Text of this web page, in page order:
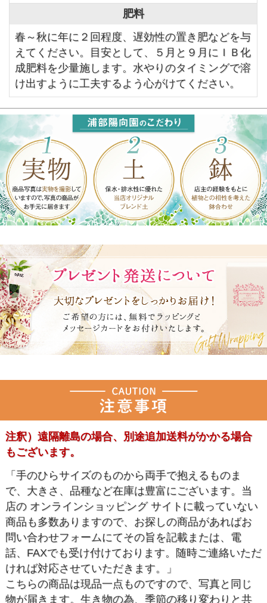
肥料
春～秋に年に２回程度、遅効性の置き肥などを与
えてください。目安として、５月と９月にＩＢ化
成肥料を少量施します。水やりのタイミングで溶
け出すように工夫するよう心がけてください。
注釈）遠隔離島の場合、別途追加送料がかかる場合
もございます。
「手のひらサイズのものから両手で抱えるものま
で、大きさ、品種など在庫は豊富にございます。当
店の オンラインショッピング サイトに載っていない
商品も多数ありますので、お探しの商品があればお
問い合わせフォームにてその旨を記載または、電
話、FAXでも受け付けております。随時ご連絡いただ
ければ対応させていただきます。」
こちらの商品は現品一点ものですので、写真と同じ
物が届きます。生き物の為、季節の移り変わりと共